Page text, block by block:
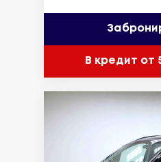
В кредит от